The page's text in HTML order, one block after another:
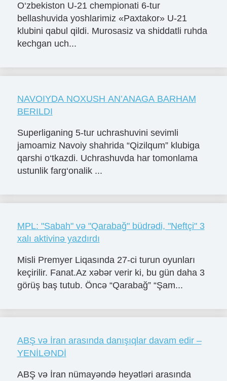
O‘zbekiston U-21 chempionati 6-tur
bellashuvida yoshlarimiz «Paxtakor» U-21
klubini qabul qildi. Murosasiz va shiddatli ruhda
kechgan uch...
NAVOIYDA NOXUSH AN’ANAGA BARHAM
BERILDI
Superliganing 5-tur uchrashuvini sevimli
jamoamiz Navoiy shahrida “Qizilqum” klubiga
qarshi o‘tkazdi. Uchrashuvda har tomonlama
ustunlik farg‘onalik ...
MPL: "Sabah" və "Qarabağ" büdrədi, "Neftçi" 3
xalı aktivinə yazdırdı
Misli Premyer Liqasında 27-ci turun oyunları
keçirilir. Fanat.Az xəbər verir ki, bu gün daha 3
görüş baş tutub. Öncə “Qarabağ” “Şam...
ABŞ və İran arasında danışıqlar davam edir –
YENİLƏNDİ
ABŞ və İran nümayəndə heyətləri arasında